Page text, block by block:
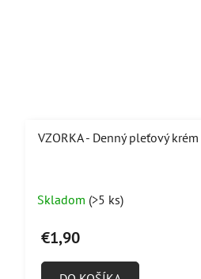
VZORKA - Denný pleťový
hodnotenie
produktu
Skladom (>5 ks)
€1,90